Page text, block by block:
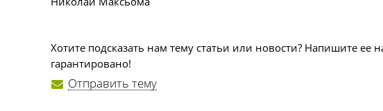
Хотите подсказать нам тему статьи или новости? Напишите
гарантировано!
Отправить тему